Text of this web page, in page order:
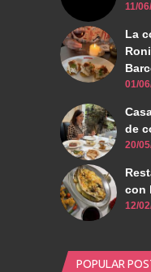
11/
La
01/
de
20/
con
12/
POPULAR